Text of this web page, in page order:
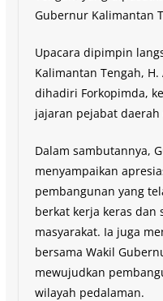
Gubernur Kalimantan
Upacara dipimpin
Kalimantan Tengah,
dihadiri Forkopimda,
jajaran pejabat
Dalam sambutannya,
menyampaikan
pembangunan yang
berkat kerja keras
masyarakat. Ia juga
bersama Wakil
mewujudkan
wilayah pedalaman.